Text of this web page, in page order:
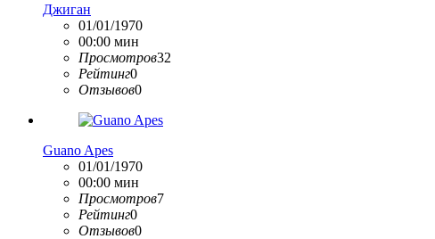
Джиган
01/01/1970
00:00 мин
Просмотров32
Рейтинг0
Отзывов0
Guano Apes
01/01/1970
00:00 мин
Просмотров7
Рейтинг0
Отзывов0